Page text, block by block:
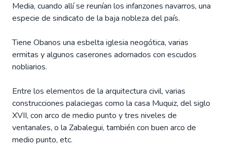
Media, cuando allí se reunían los infanzones navarros, una
especie de sindicato de la baja nobleza del país.
Tiene Obanos una esbelta iglesia neogótica, varias
ermitas y algunos caserones adornados con escudos
nobliarios.
Entre los elementos de la arquitectura civil, varias
construcciones palaciegas como la casa Muquiz, del siglo
XVII, con arco de medio punto y tres niveles de
ventanales, o la Zabalegui, también con buen arco de
medio punto, etc.